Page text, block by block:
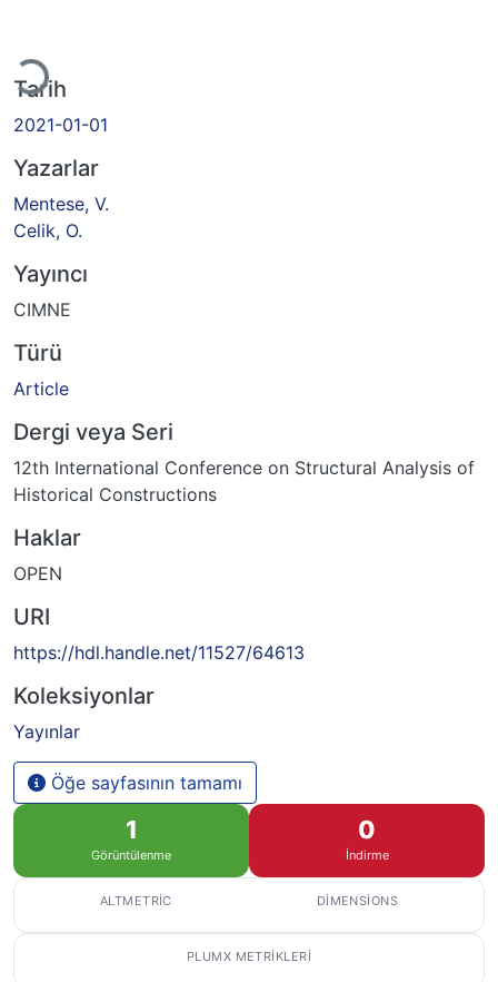
Tarih
2021-01-01
Yazarlar
Mentese, V.
Celik, O.
Yayıncı
CIMNE
Türü
Article
Dergi veya Seri
12th International Conference on Structural Analysis of
Historical Constructions
Haklar
OPEN
URI
https://hdl.handle.net/11527/64613
Koleksiyonlar
Yayınlar
Öğe sayfasının tamamı
1
Görüntülenme
0
İndirme
ALTMETRIC DIMENSIONS
PLUMX METRIKLERI